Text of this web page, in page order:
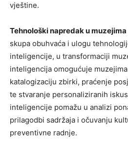
vještine.
Tehnološki napredak u muzejima
skupa obuhvaća i ulogu
inteligencije, u transformaciji
inteligencija omogućuje
katalogizaciju zbirki, praćenje
te stvaranje personaliziranih
inteligencije pomažu u analizi
prilagodbi sadržaja i očuvanju
preventivne radnje.